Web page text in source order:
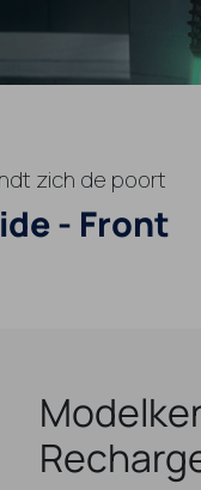
zich de poort
- Front